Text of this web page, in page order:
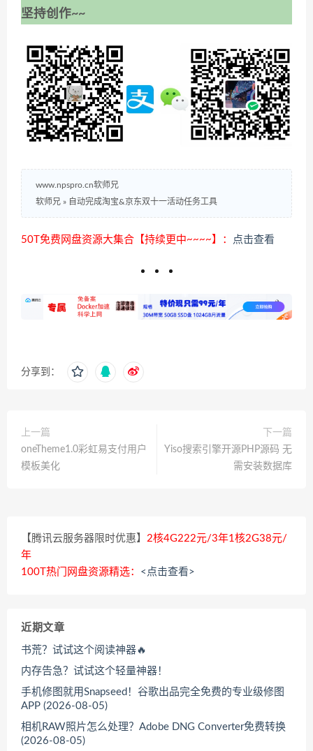
坚持创作~~
www.npspro.cn软师兄
软师兄 » 自动完成淘宝&京东双十一活动任务工具
50T免费网盘资源大集合【持续更中~~~~】： 点击查看
分享到：
上一篇
oneTheme1.0彩虹易支付用户
模板美化
下一篇
Yiso搜索引擎开源PHP源码 无
需安装数据库
【腾讯云服务器限时优惠】 2核4G222元/3年1核2G38元/
年
100T热门网盘资源精选： <点击查看>
近期文章
书荒？试试这个阅读神器🔥
内存告急？试试这个轻量神器！
手机修图就用Snapseed！谷歌出品完全免费的专业级修图
APP (2026-08-05)
相机RAW照片怎么处理？Adobe DNG Converter免费转换
(2026-08-05)